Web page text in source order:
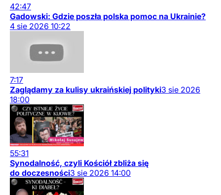
42:47
Gadowski: Gdzie poszła polska pomoc na Ukrainie?
4 sie 2026 10:22
7:17
Zaglądamy za kulisy ukraińskiej polityki3 sie 2026
18:00
55:31
Synodalność, czyli Kościół zbliża się
do doczesności3 sie 2026 14:00